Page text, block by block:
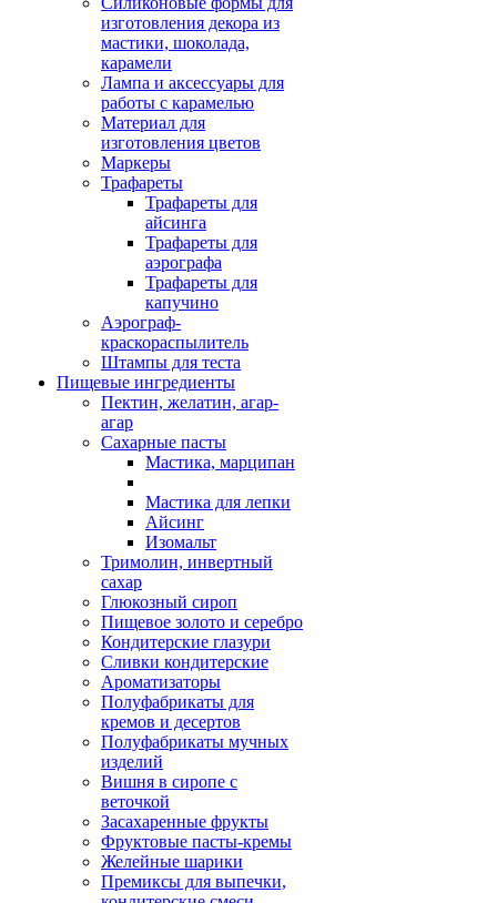
изготовления декора из
мастики, шоколада,
карамели
Лампа и аксессуары для
работы с карамелью
Материал для
изготовления цветов
Маркеры
Трафареты
Трафареты для
айсинга
Трафареты для
аэрографа
Трафареты для
капучино
Аэрограф-
краскораспылитель
Штампы для теста
Пищевые ингредиенты
Пектин, желатин, агар-
агар
Сахарные пасты
Мастика, марципан
Мастика для лепки
Айсинг
Изомальт
Тримолин, инвертный
сахар
Глюкозный сироп
Пищевое золото и серебро
Кондитерские глазури
Сливки кондитерские
Ароматизаторы
Полуфабрикаты для
кремов и десертов
Полуфабрикаты мучных
изделий
Вишня в сиропе с
веточкой
Засахаренные фрукты
Фруктовые пасты-кремы
Желейные шарики
Премиксы для выпечки,